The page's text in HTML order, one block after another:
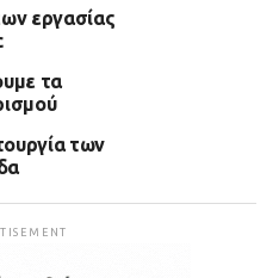
εργασίας
τα
των